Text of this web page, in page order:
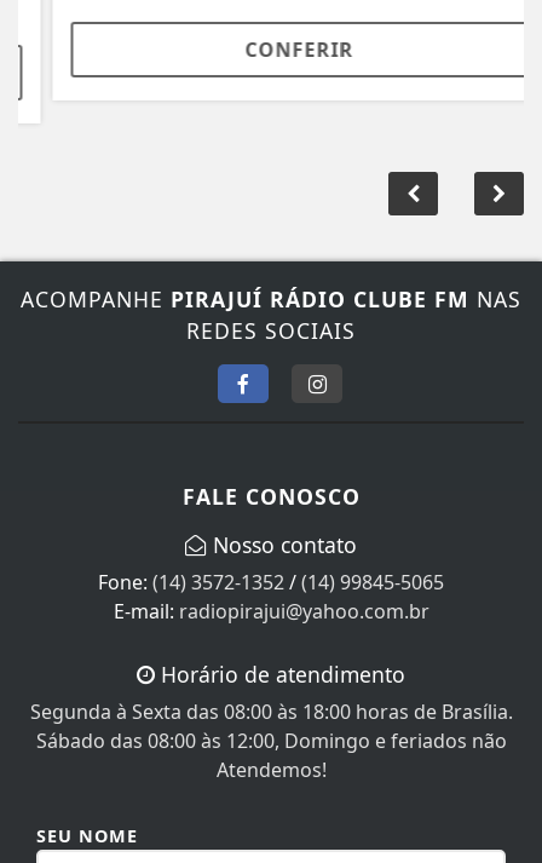
CONFERIR
REDES SOCIAIS
(14) 3572-1352/(14) 99845-5065
E-mail:radiopirajui@yahoo.com.br
Segunda à Sexta das 08:00 às 18:00 horas de Brasília.
Sábado das 08:00 às 12:00, Domingo e feriados não
Atendemos!